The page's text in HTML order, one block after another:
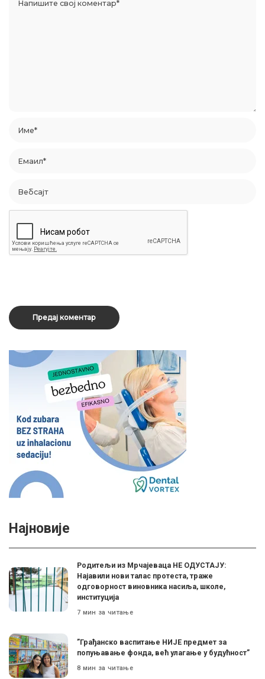
Најновије
Родитељи из Мрчајеваца НЕ ОДУСТАЈУ:
Најавили нови талас протеста, траже
одговорност виновника насиља, школе,
институција
7 мин за читање
”Грађанско васпитање НИЈЕ предмет за
попуњавање фонда, већ улагање у будућност”
8 мин за читање